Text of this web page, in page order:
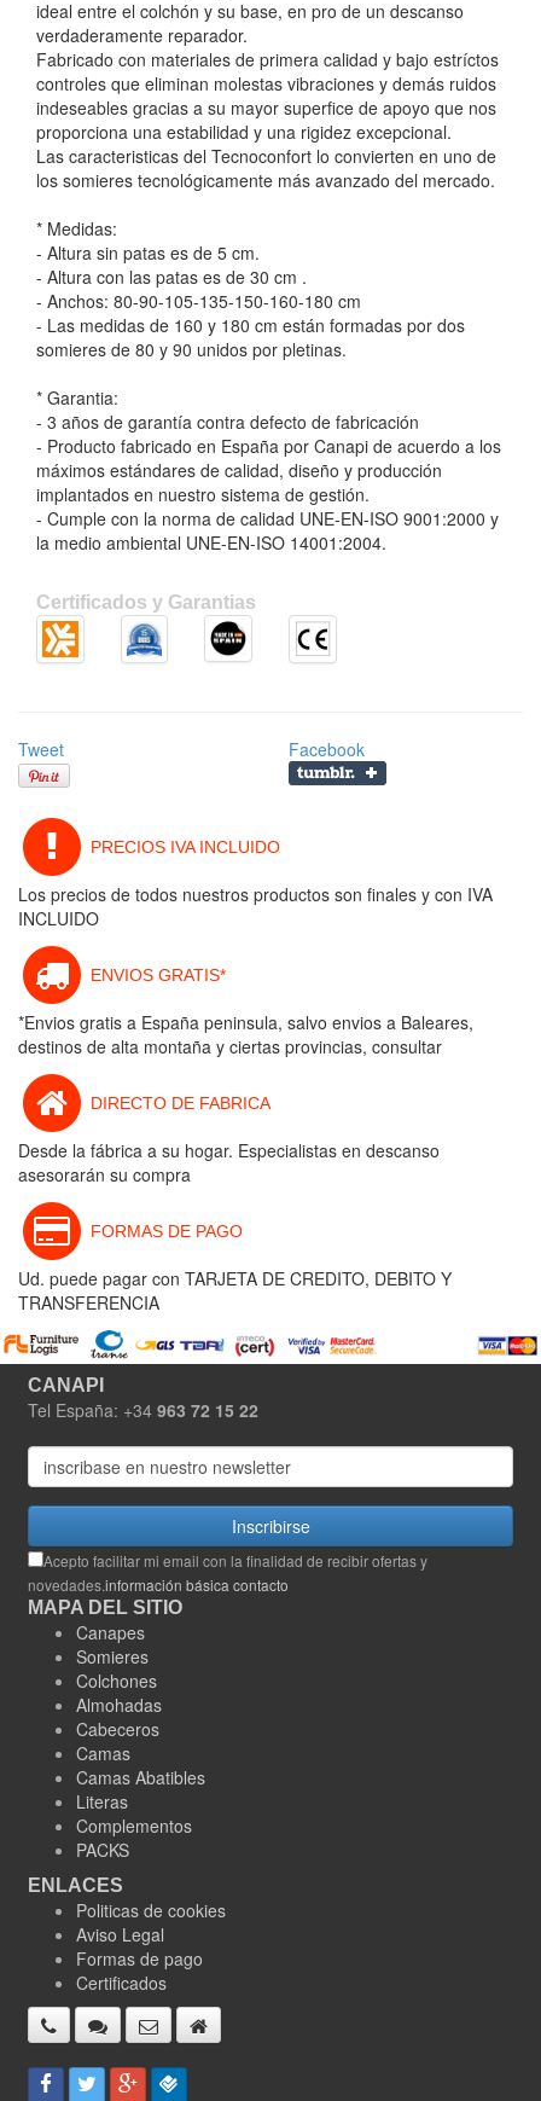
ideal entre el colchón y su base, en pro de un descanso
verdaderamente reparador.
Fabricado con materiales de primera calidad y bajo estríctos
controles que eliminan molestas vibraciones y demás ruidos
indeseables gracias a su mayor superfice de apoyo que nos
proporciona una estabilidad y una rigidez excepcional.
Las caracteristicas del Tecnoconfort lo convierten en uno de
los somieres tecnológicamente más avanzado del mercado.
* Medidas:
- Altura sin patas es de 5 cm.
- Altura con las patas es de 30 cm .
- Anchos: 80-90-105-135-150-160-180 cm
- Las medidas de 160 y 180 cm están formadas por dos
somieres de 80 y 90 unidos por pletinas.
* Garantia:
- 3 años de garantía contra defecto de fabricación
- Producto fabricado en España por Canapi de acuerdo a los
máximos estándares de calidad, diseño y producción
implantados en nuestro sistema de gestión.
- Cumple con la norma de calidad UNE-EN-ISO 9001:2000 y
la medio ambiental UNE-EN-ISO 14001:2004.
Certificados y Garantias
Tweet Facebook
PRECIOS IVA INCLUIDO
Los precios de todos nuestros productos son finales y con IVA
INCLUIDO
ENVIOS GRATIS*
*Envios gratis a España peninsula, salvo envios a Baleares,
destinos de alta montaña y ciertas provincias, consultar
DIRECTO DE FABRICA
Desde la fábrica a su hogar. Especialistas en descanso
asesorarán su compra
FORMAS DE PAGO
Ud. puede pagar con TARJETA DE CREDITO, DEBITO Y
TRANSFERENCIA
CANAPI
Tel España: +34 963 72 15 22
Inscribirse
Acepto facilitar mi email con la finalidad de recibir ofertas y
novedades.información básica contacto
MAPA DEL SITIO
Canapes
Somieres
Colchones
Almohadas
Cabeceros
Camas
Camas Abatibles
Literas
Complementos
PACKS
ENLACES
Politicas de cookies
Aviso Legal
Formas de pago
Certificados